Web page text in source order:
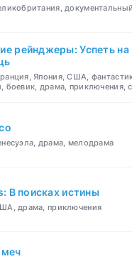
документальный
рейнджеры: Успеть на
Япония, США,
боевик, драма, приключения,
драма, мелодрама
В поисках истины
драма, приключения